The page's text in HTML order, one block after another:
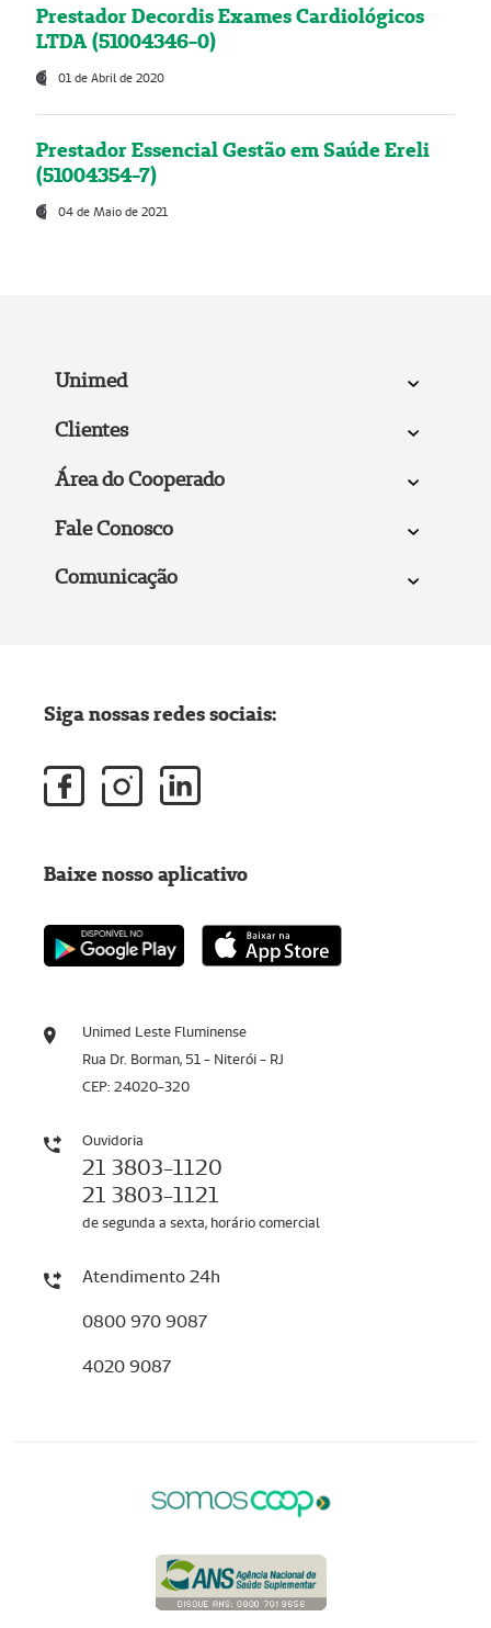
Prestador Decordis Exames Cardiológicos
LTDA (51004346-0)
01 de Abril de 2020
Prestador Essencial Gestão em Saúde Ereli
(51004354-7)
04 de Maio de 2021
Unimed
Clientes
Área do Cooperado
Fale Conosco
Comunicação
Unimed Leste Fluminense
Rua Dr. Borman, 51 - Niterói - RJ
CEP: 24020-320
Ouvidoria
21 3803-1120
21 3803-1121
de segunda a sexta, horário comercial
Atendimento 24h
0800 970 9087
4020 9087
Siga nossas redes sociais:
Baixe nosso aplicativo